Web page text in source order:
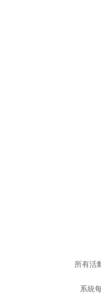
所有活
系統